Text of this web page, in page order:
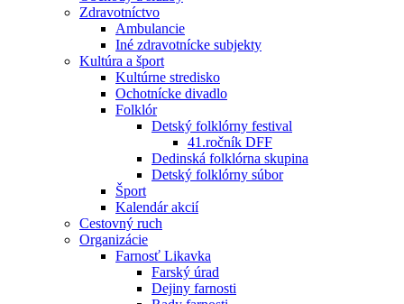
Zdravotníctvo
Ambulancie
Iné zdravotnícke subjekty
Kultúra a šport
Kultúrne stredisko
Ochotnícke divadlo
Folklór
Detský folklórny festival
41.ročník DFF
Dedinská folklórna skupina
Detský folklórny súbor
Šport
Kalendár akcií
Cestovný ruch
Organizácie
Farnosť Likavka
Farský úrad
Dejiny farnosti